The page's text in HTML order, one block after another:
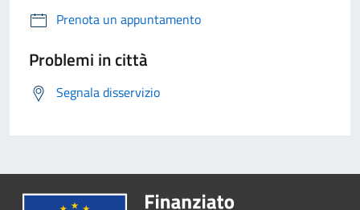
Prenota un appuntamento
Problemi in città
Segnala disservizio